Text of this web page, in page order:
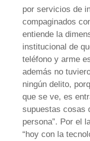
por servicios de
compaginados
entiende la
institucional de
teléfono y arme
además no
ningún delito,
que se ve, es
supuestas cosas
persona”. Por el
“hoy con la